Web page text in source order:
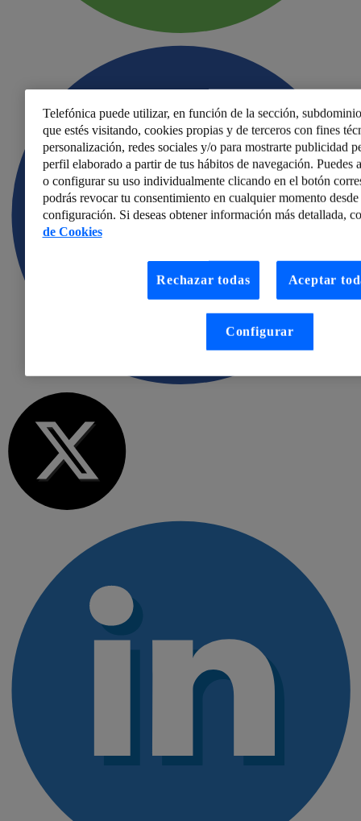
Telefónica puede utilizar, en función de la sección,
que estés visitando, cookies propias y de terceros con fines
personalización, redes sociales y/o para mostrarte publicidad
perfil elaborado a partir de tus hábitos de navegación. Puedes
o configurar su uso individualmente clicando en el botón
podrás revocar tu consentimiento en cualquier momento
configuración. Si deseas obtener información más detallada,
de Cookies
Rechazar todas Aceptar
Configurar